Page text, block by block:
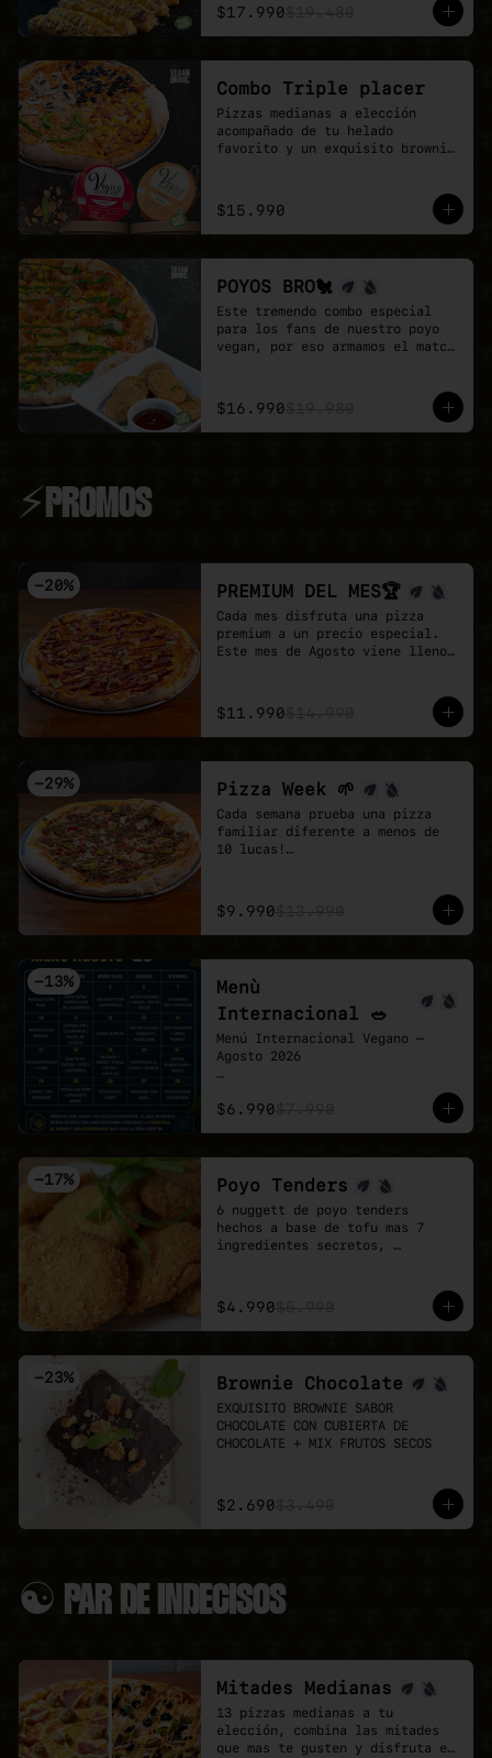
disfrutar todo el sabor de
Veganmobile.
$17.990
Combo Triple placer
Pizzas medianas a elección
acompañado de tu helado
favorito y un exquisito brownie
pizza mediana a familiar!
$15.990
POYOS BRO🐔
Este tremendo combo especial
para los fans de nuestro poyo
vegan, por eso armamos el match
elección + porción de Poyo
Tender + salsa buffalo + salsa
BBQ.
$16.990
⚡PROMOS
-20% PREMIUM DEL MES🏆
Cada mes disfruta una pizza
premium a un precio especial.
Este mes de Agosto viene lleno
- Poyo tender, carne mex,
salchicha, pepperoni y un toque
de salsa barbecue sobre base de
$11.990
-29% Pizza Week 🌱
Cada semana prueba una pizza
familiar diferente a menos de
10 lucas!
- Carne vegetal sazonada estilo
mexicano, pimentón tatemado,
jalapeño encurtido y un shot de
$9.990
-13%
Menù
Internacional 🥗
Menú Internacional Vegano —
Agosto 2026
diferente inspirado en sabores
Veganmobile 💚
Todos nuestros almuerzos
incluyen ensalada mixta fresca,
pan horneado y nuestro clásico
pebre casero.
menú del día:
MAR 04: Poyo Katsu curry
MIÉ 05: Albondigas + Spaguetti
JUE 06: Seitan Saltado + arroz
+ papas fritas
VIE 07: Chowmein Tofu verduras
$6.990
-17% Poyo Tenders
6 nuggett de poyo tenders
hechos a base de tofu mas 7
ingredientes secretos,
extra.
$4.990
-23% Brownie Chocolate
EXQUISITO BROWNIE SABOR
CHOCOLATE CON CUBIERTA DE
CHOCOLATE + MIX FRUTOS SECOS
$2.690
☯ PAR DE INDECISOS
Mitades Medianas
13 pizzas medianas a tu
elección, combina las mitades
que mas te gusten y disfruta el